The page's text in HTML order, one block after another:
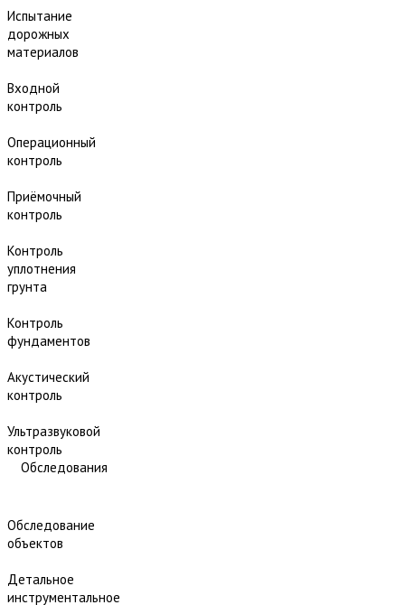
Испытание
дорожных
материалов
Входной
контроль
Операционный
контроль
Приёмочный
контроль
Контроль
уплотнения
грунта
Контроль
фундаментов
Акустический
контроль
Ультразвуковой
контроль
Обследования
Обследование
объектов
Детальное
инструментальное